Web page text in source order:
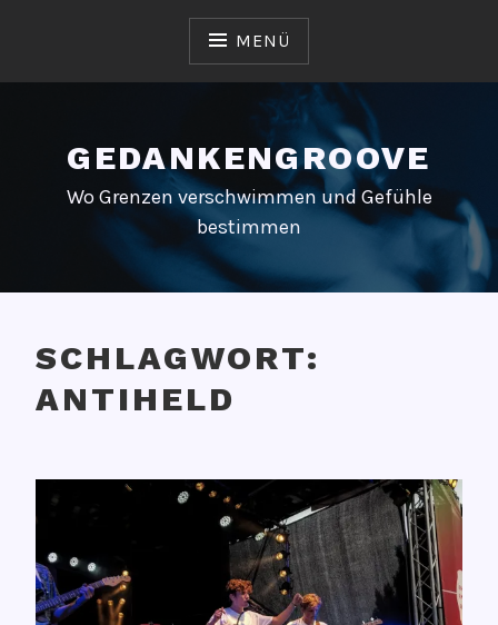
MENÜ
GEDANKENGROOVE
Wo Grenzen verschwimmen und Gefühle
bestimmen
SCHLAGWORT:
ANTIHELD